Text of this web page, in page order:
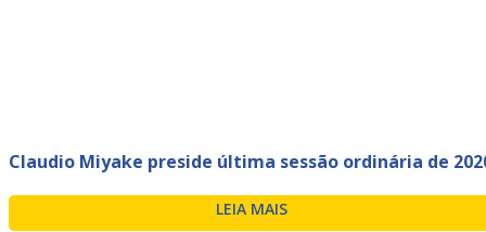
Claudio Miyake preside última sessão ordinária de
LEIA MAIS